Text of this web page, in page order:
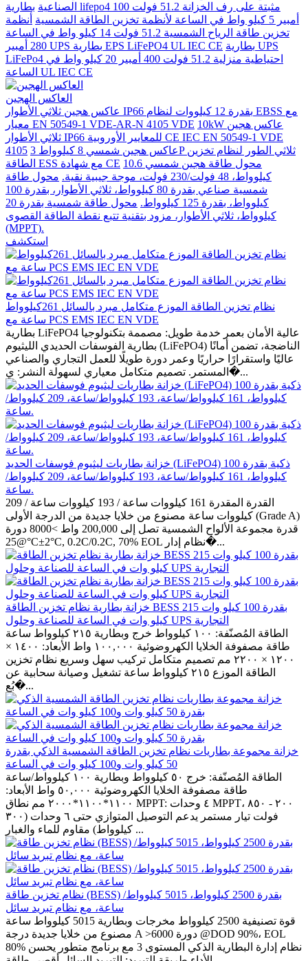
الصناعية بطارية lifepo4 مثبتة على رف الخزانة 51.2 فولت 100
أمبير 5 كيلو واط في الساعة لأنظمة تخزين الطاقة الشمسية
أنظمة
تخزين طاقة الرياح الشمسية 51.2 فولت 14 كيلو واط في الساعة
280 أمبير UPS بطارية EPS LiFePO4 UL IEC CE بطارية UPS
LiFePo4 احتياطية منزلية 51.2 فولت 400 أمبير 20 كيلو واط في
الساعة UL IEC CE
العاكس الهجين
عاكس هجين ثلاثي الأطوار IP66 بقدرة 12 كيلووات لنظام EBSS مع
معيار EN 50549-1 VDE-AR-N 4105 VDE 10kW عاكس هجين
ثلاثي الأطوار IP66 للمعايير الأوروبية CE IEC EN 50549-1 VDE
4105 عاكس هجين شمسي 8 كيلوواط 3P ثلاثي الطور لنظام تخزين
الطاقة ESS مع شهادة CE محول طاقة هجين شمسي 10.6
كيلوواط، 48 فولت/230 فولت، موجة جيبية نقية.
محول طاقة
شمسية صناعي بقدرة 80 كيلوواط، ثلاثي الأطوار، بقدرة 100
كيلوواط، بقدرة 125 كيلوواط.
محول طاقة شمسية بقدرة 20
كيلوواط، ثلاثي الأطوار، مزود بتقنية تتبع نقطة الطاقة القصوى
(MPPT).
استكشف
نظام تخزين الطاقة الموزع متكامل مبرد بالسائل 261كيلوواط
ساعة مع PCS EMS IEC EN VDE
بطارية LiFePO4 عالية الأمان بعمر خدمة طويل: مصممة بتكنولوجيا
بطارية الفوسفات الحديدي الليثيوم (LiFePO4) الناضجة، تضمن أمانًا
عاليًا واستقرارًا حراريًا وعمر دورة طويلًا للعمل التجاري والصناعي
المستمر. تصميم متكامل معياري لسهولة النشر: ي�...
خزانة بطاريات ليثيوم فوسفات الحديد (LiFePO4) ذكية بقدرة 100
كيلوواط، 161 كيلوواط/ساعة، 193 كيلوواط/ساعة، 209 كيلوواط/
ساعة.
القدرة المقدرة 161 كيلووات ساعة / 193 كيلووات ساعة / 209
كيلووات ساعة مصنوع من خلايا جديدة من الدرجة الأولى (Grade A)
قدرة مجموعة الألواح الشمسية تصل إلى 200,000 واط >8000 دورة
@25°C±2°C, 0.2C/0.2C, 70% EOL نظام إدار�...
خزانة بطارية نظام تخزين الطاقة BESS بقدرة 100 كيلو وات 215
كيلو وات في الساعة للصناعة وحلول UPS التجارية
الطاقة المُصنّفة: ١٠٠ كيلوواط خرج وبطارية ٢١٥ كيلوواط ساعة
طاقة مصفوفة الخلايا الكهروضوئية ١٠٠,٠٠٠ واط الأبعاد: ١٤٠٠ ×
١٢٠٠ × ٢٢٠٠ مم تصميم متكامل تركيب سهل وسريع نظام تخزين
الطاقة الموزع ٢١٥ كيلوواط ساعة تشغيل وصيانة سحابية عن
بُع�...
خزانة مجموعة بطاريات نظام تخزين الطاقة الشمسية الذكي بقدرة
50 كيلو وات و100 كيلو وات في الساعة
الطاقة المُصنّفة: خرج ٥٠ كيلوواط وبطارية ١٠٠ كيلوواط/ساعة
طاقة مصفوفة الخلايا الكهروضوئية ٥٠,٠٠٠ واط الأبعاد:
١١٠٠*١١٠٠*٢٠٠٠ مم نطاق MPPT: ٤ وحدات MPPT، ٢٠٠ - ٨٥٠
فولت تيار مستمر يدعم التوصيل المتوازي حتى ٦ وحدات (٣٠٠
كيلوواط) مقاوم للماء والغبار ...
نظام تخزين طاقة (BESS) بقدرة 2500 كيلوواط، 5015 كيلوواط/
ساعة، مع نظام تبريد سائل
قوة تصنيفية 2500 كيلوواط مخرجات وبطارية 5015 كيلوواط ساعة
مصنوع من خلايا جديدة درجة A >6000 دورة @DOD 90%، EOL
80% نظام إدارة البطارية الذكي المستوى 3 مع برنامج متطور يحسن